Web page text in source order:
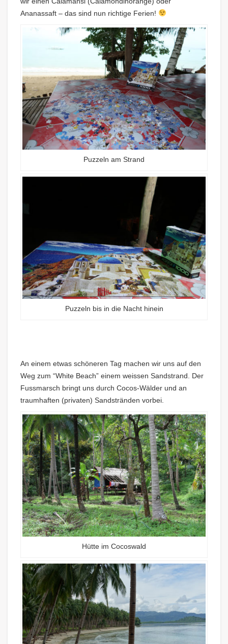
Ananassaft – das sind nun richtige Ferien!
Puzzeln am Strand
Puzzeln bis in die Nacht hinein
An einem etwas schöneren Tag machen wir uns auf den
Weg zum “White Beach” einem weissen Sandstrand. Der
Fussmarsch bringt uns durch Cocos-Wälder und an
traumhaften (privaten) Sandstränden vorbei.
Hütte im Cocoswald